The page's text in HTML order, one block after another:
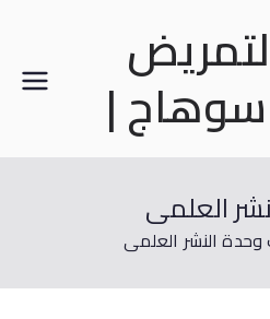
|
العلمى
النشر العلمى